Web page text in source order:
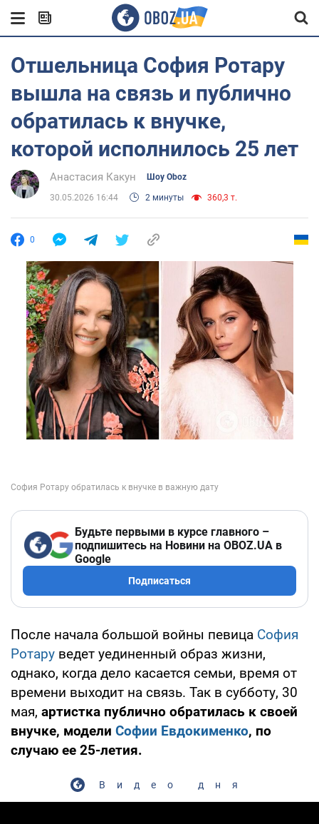
Отшельница София Ротару
вышла на связь и публично
обратилась к внучке,
которой исполнилось 25 лет
Анастасия Какун Шоу Oboz
30.05.2026 16:44 2 минуты 360,3 т.
0
Будьте первыми в курсе главного –
подпишитесь на Новини на OBOZ.UA в
Google
Подписаться
После начала большой войны певица София
Ротару ведет уединенный образ жизни,
однако, когда дело касается семьи, время от
времени выходит на связь. Так в субботу, 30
мая, артистка публично обратилась к своей
внучке, модели Софии Евдокименко, по
случаю ее 25-летия.
Видео дня